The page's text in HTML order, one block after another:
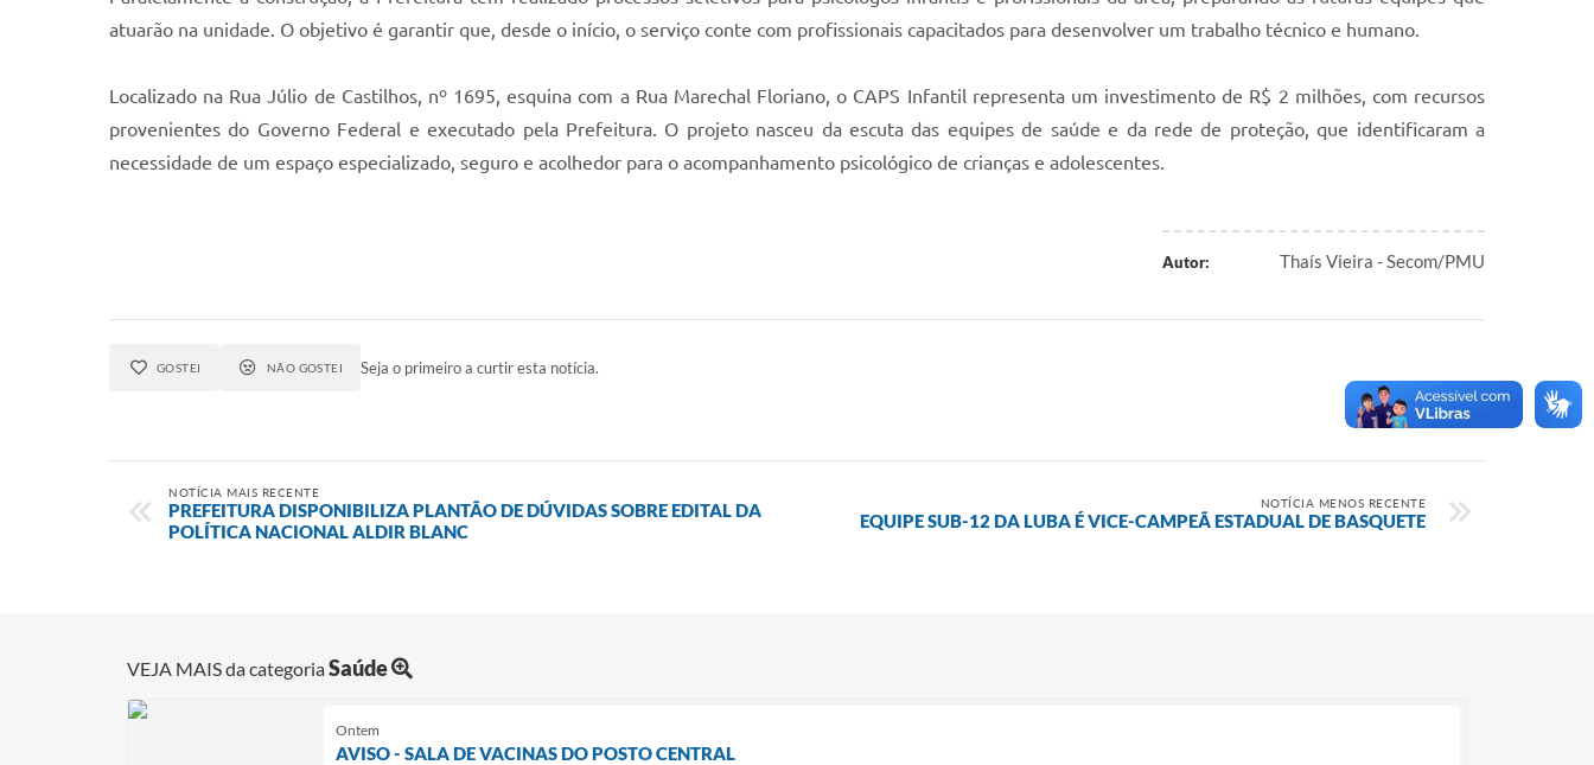
atuarão na unidade. O objetivo é garantir que, desde o início, o serviço conte com profissionais capacitados para desenvolver um trabalho técnico e humano.
Localizado na Rua Júlio de Castilhos, nº 1695, esquina com a Rua Marechal Floriano, o CAPS Infantil representa um investimento de R$ 2 milhões, com recursos
provenientes do Governo Federal e executado pela Prefeitura. O projeto nasceu da escuta das equipes de saúde e da rede de proteção, que identificaram a
necessidade de um espaço especializado, seguro e acolhedor para o acompanhamento psicológico de crianças e adolescentes.
Autor: Thaís Vieira - Secom/PMU
GOSTEI NÃO GOSTEI Seja o primeiro a curtir esta notícia.
NOTÍCIA MAIS RECENTE
PREFEITURA DISPONIBILIZA PLANTÃO DE DÚVIDAS SOBRE EDITAL DA
POLÍTICA NACIONAL ALDIR BLANC
NOTÍCIA MENOS RECENTE
EQUIPE SUB-12 DA LUBA É VICE-CAMPEÃ ESTADUAL DE BASQUETE
VEJA MAIS da categoriaSaúde
Ontem
AVISO - SALA DE VACINAS DO POSTO CENTRAL